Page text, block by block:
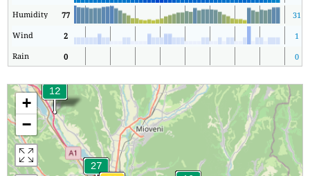
Humidity
77
31
Wind
2
1
Rain
0 0
+
−